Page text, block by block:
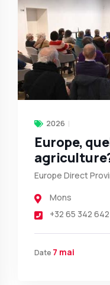
2026
Europe,
Europe Direct
Mons
+32 65 342 642
Date 7 mai